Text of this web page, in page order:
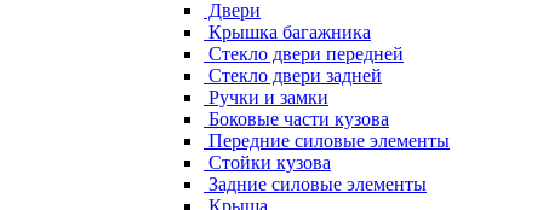
Двери
Крышка багажника
Стекло двери передней
Стекло двери задней
Ручки и замки
Боковые части кузова
Передние силовые элементы
Стойки кузова
Задние силовые элементы
Крыша